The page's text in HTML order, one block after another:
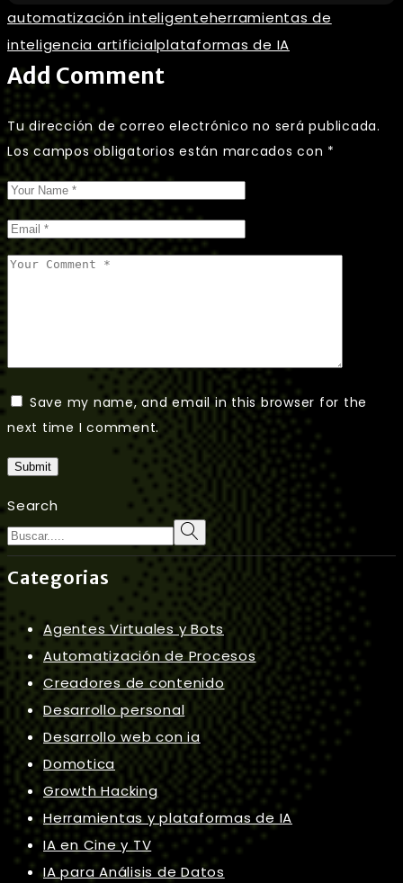
automatización inteligenteherramientas de
inteligencia artificialplataformas de IA
Add Comment
Tu dirección de correo electrónico no será publicada.
Los campos obligatorios están marcados con *
Save my name, and email in this browser for the
next time I comment.
Submit
Search
Categorias
Agentes Virtuales y Bots
Automatización de Procesos
Creadores de contenido
Desarrollo personal
Desarrollo web con ia
Domotica
Growth Hacking
Herramientas y plataformas de IA
IA en Cine y TV
IA para Análisis de Datos